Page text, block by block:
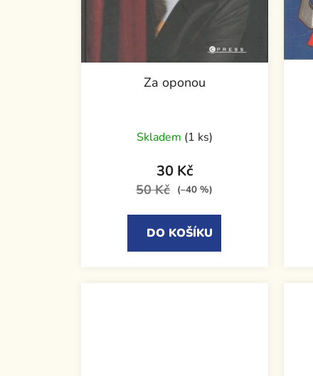
Za oponou
Skladem (1 ks)
30 Kč
50 Kč (–40 %)
DO KOŠÍKU